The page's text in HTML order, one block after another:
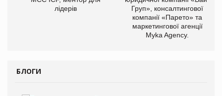
лідерів
Груп», консалтингової
компанії «Парето» та
маркетингової агенції
Myka Agency.
БЛОГИ